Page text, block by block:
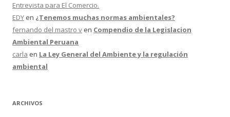
Entrevista para El Comercio.
EDY en ¿Tenemos muchas normas ambientales?
fernando del mastro v en Compendio de la Legislacion
Ambiental Peruana
carla en La Ley General del Ambiente y la regulación
ambiental
ARCHIVOS